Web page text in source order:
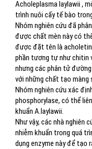
Acholeplasma laylawii ,
trình nuôi cấy tế bào
Nhóm nghiên cứu đã
được chất mèn này có
được đặt tên là
phần tương tự như chitin
nhưng các phân tử
với những chất tạo màng
Nhóm nghiên cứu xác
phosphorylase, có thể
khuẩn A.laylawii.
Như vậy, các nhà nghiên
nhiễm khuẩn trong quá
dụng enzyme này để tạo